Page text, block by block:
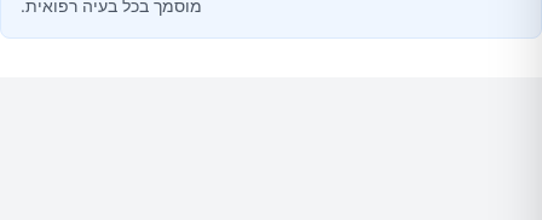
מוסמך בכל בעיה רפואית.